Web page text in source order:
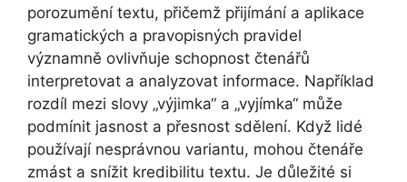
porozumění textu, přičemž přijímání a aplikace
gramatických a pravopisných pravidel
významně ovlivňuje schopnost čtenářů
interpretovat a analyzovat informace. Například
rozdíl mezi slovy „výjimka“ a „vyjímka“ může
podmínit jasnost a přesnost sdělení. Když lidé
používají nesprávnou variantu, mohou čtenáře
zmást a snížit kredibilitu textu. Je důležité si